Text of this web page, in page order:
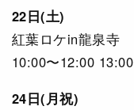
22日(土)
紅葉ロケin龍泉寺
10:00〜12:00
24日(月祝)